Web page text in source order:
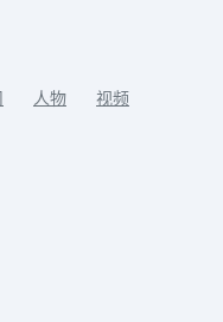
人物
视频